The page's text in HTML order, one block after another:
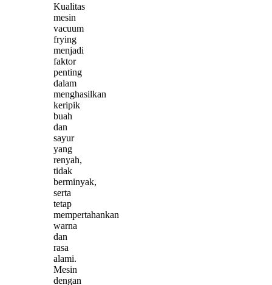
Kualitas
mesin
vacuum
frying
menjadi
faktor
penting
dalam
menghasilkan
keripik
buah
dan
sayur
yang
renyah,
tidak
berminyak,
serta
tetap
mempertahankan
warna
dan
rasa
alami.
Mesin
dengan